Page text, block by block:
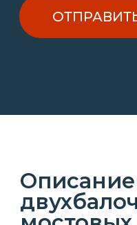
РАЗРАБОТКА САЙТА